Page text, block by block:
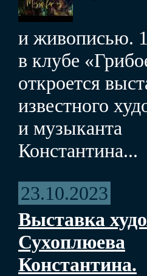
и живописью.
в клубе
откроется
известного
и музыканта
Константина...
23.10.2023
Выставка
Сухоплюева
Константина.